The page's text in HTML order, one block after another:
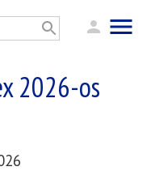
2026-os